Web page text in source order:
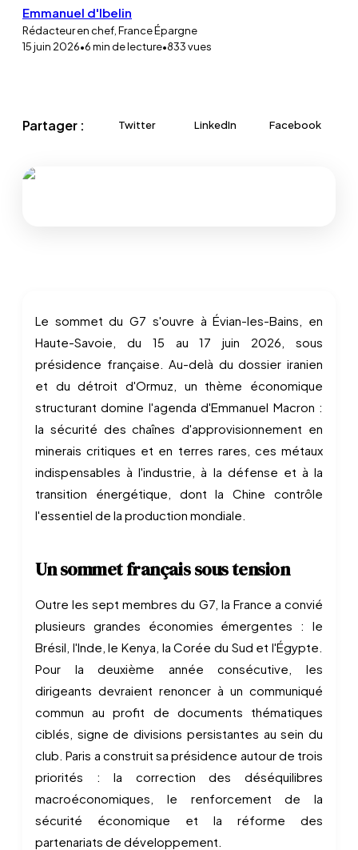
Emmanuel d'Ibelin
Rédacteur en chef, France Épargne
15 juin 2026•6min de lecture•833vues
Partager : Twitter LinkedIn Facebook
Le sommet du G7 s'ouvre à Évian-les-Bains, en
Haute-Savoie, du 15 au 17 juin 2026, sous
présidence française. Au-delà du dossier iranien
et du détroit d'Ormuz, un thème économique
structurant domine l'agenda d'Emmanuel Macron :
la sécurité des chaînes d'approvisionnement en
minerais critiques et en terres rares, ces métaux
indispensables à l'industrie, à la défense et à la
transition énergétique, dont la Chine contrôle
l'essentiel de la production mondiale.
Un sommet français sous tension
Outre les sept membres du G7, la France a convié
plusieurs grandes économies émergentes : le
Brésil, l'Inde, le Kenya, la Corée du Sud et l'Égypte.
Pour la deuxième année consécutive, les
dirigeants devraient renoncer à un communiqué
commun au profit de documents thématiques
ciblés, signe de divisions persistantes au sein du
club. Paris a construit sa présidence autour de trois
priorités : la correction des déséquilibres
macroéconomiques, le renforcement de la
sécurité économique et la réforme des
partenariats de développement.